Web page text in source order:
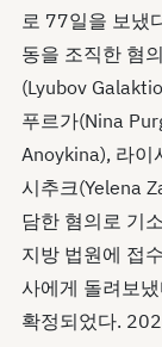
로 77일을 보냈
동을 조직한 혐
(Lyubov
푸르가(Nina
Anoykina), 라이
시추크(Yelena
담한 혐의로 기
지방 법원에 접
사에게 돌려보
확정되었다.